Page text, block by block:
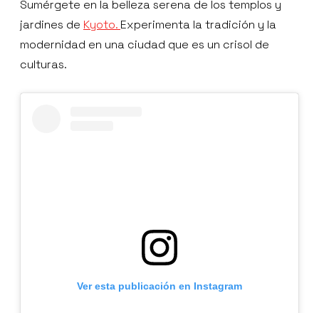
Sumérgete en la belleza serena de los templos y
jardines de Kyoto. Experimenta la tradición y la
modernidad en una ciudad que es un crisol de
culturas.
Ver esta publicación en Instagram